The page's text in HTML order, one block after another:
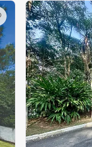
e
padrão